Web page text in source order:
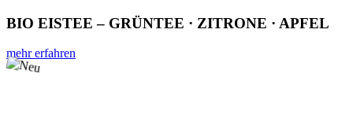
BIO EISTEE – GRÜNTEE · ZITRONE · APFEL
mehr erfahren